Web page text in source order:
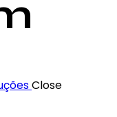
Close